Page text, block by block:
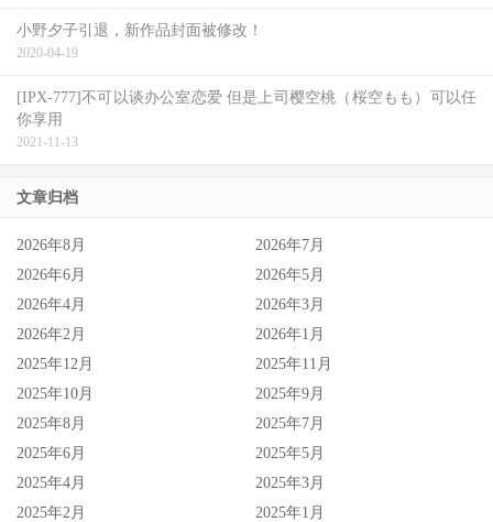
小野夕子引退，新作品封面被修改！
2020-04-19
[IPX-777]不可以谈办公室恋爱 但是上司樱空桃（桜空もも）可以任
你享用
2021-11-13
文章归档
2026年8月
2026年7月
2026年6月
2026年5月
2026年4月
2026年3月
2026年2月
2026年1月
2025年12月
2025年11月
2025年10月
2025年9月
2025年8月
2025年7月
2025年6月
2025年5月
2025年4月
2025年3月
2025年2月
2025年1月